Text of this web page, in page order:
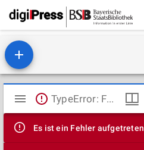
Mirador
Viewer
TypeError: Failed to fetch
Es ist ein Fehler aufgetreten